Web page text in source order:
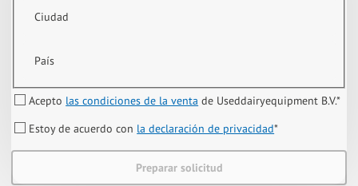
Ciudad
País
Acepto las condiciones de la venta de Useddairyequipment B.V.*
Estoy de acuerdo con la declaración de privacidad*
Preparar solicitud